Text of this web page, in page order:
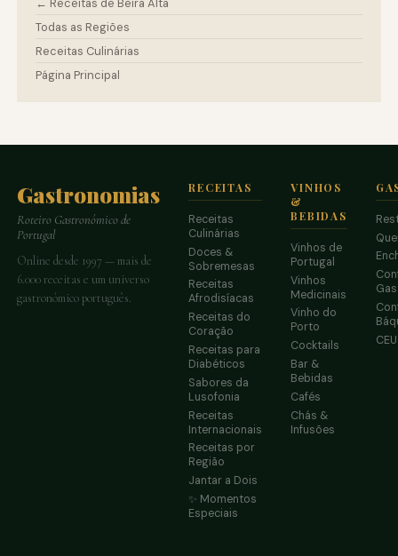
Todas as Regiões
Receitas Culinárias
Página Principal
Gastronomias
Roteiro Gastronómico de
Portugal
Online desde 1997 — mais de
6.000 receitas e um universo
gastronómico português.
RECEITAS
Receitas
Culinárias
Doces &
Sobremesas
Receitas
Afrodisíacas
Receitas do
Coração
Receitas para
Diabéticos
Sabores da
Lusofonia
Receitas
Internacionais
Receitas por
Região
Jantar a Dois
✨ Momentos
Especiais
VINHOS
&
BEBIDAS
Vinhos de
Portugal
Vinhos
Medicinais
Vinho do
Porto
Cocktails
Bar &
Bebidas
Cafés
Chás &
Infusões